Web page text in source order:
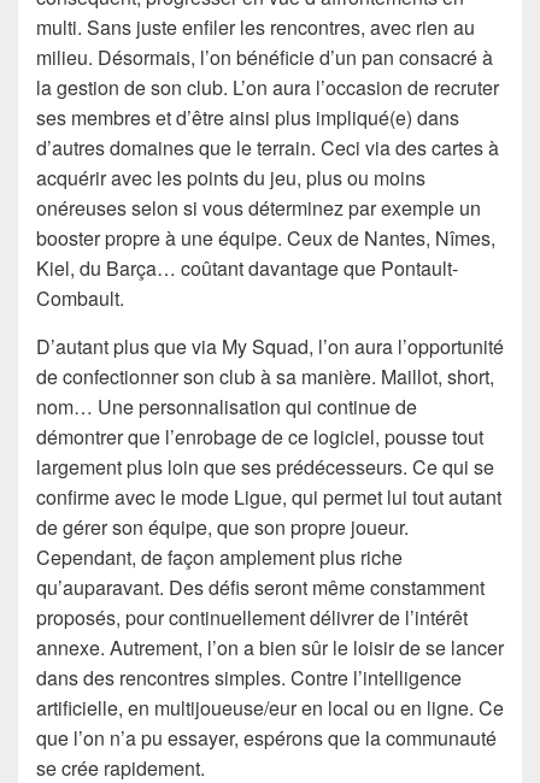
multi. Sans juste enfiler les rencontres, avec rien au
milieu. Désormais, l’on bénéficie d’un pan consacré à
la gestion de son club. L’on aura l’occasion de recruter
ses membres et d’être ainsi plus impliqué(e) dans
d’autres domaines que le terrain. Ceci via des cartes à
acquérir avec les points du jeu, plus ou moins
onéreuses selon si vous déterminez par exemple un
booster propre à une équipe. Ceux de Nantes, Nîmes,
Kiel, du Barça… coûtant davantage que Pontault-
Combault.
D’autant plus que via My Squad, l’on aura l’opportunité
de confectionner son club à sa manière. Maillot, short,
nom… Une personnalisation qui continue de
démontrer que l’enrobage de ce logiciel, pousse tout
largement plus loin que ses prédécesseurs. Ce qui se
confirme avec le mode Ligue, qui permet lui tout autant
de gérer son équipe, que son propre joueur.
Cependant, de façon amplement plus riche
qu’auparavant. Des défis seront même constamment
proposés, pour continuellement délivrer de l’intérêt
annexe. Autrement, l’on a bien sûr le loisir de se lancer
dans des rencontres simples. Contre l’intelligence
artificielle, en multijoueuse/eur en local ou en ligne. Ce
que l’on n’a pu essayer, espérons que la communauté
se crée rapidement.